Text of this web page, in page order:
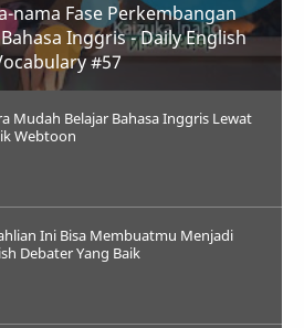
nama Fase Perkembangan
Inggris - Daily English
#57
Mudah Belajar Bahasa Inggris Lewat
Webtoon
Ini Bisa Membuatmu Menjadi
Debater Yang Baik